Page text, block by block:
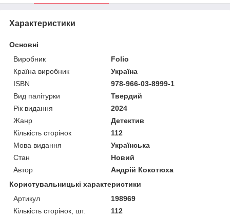
Характеристики
Основні
Виробник
Folio
Країна виробник
Україна
ISBN
978-966-03-8999-1
Вид палітурки
Твердий
Рік видання
2024
Жанр
Детектив
Кількість сторінок
112
Мова видання
Українська
Стан
Новий
Автор
Андрій Кокотюха
Користувальницькі характеристики
Артикул
198969
Кількість сторінок, шт.
112